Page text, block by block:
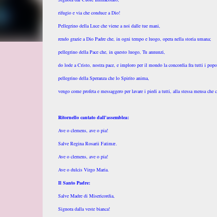
rifugio e via che conduce a Dio!
Pellegrino della Luce che viene a noi dalle tue mani,
rendo grazie a Dio Padre che, in ogni tempo e luogo, opera nella storia umana;
pellegrino della Pace che, in questo luogo, Tu annunzi,
do lode a Cristo, nostra pace, e imploro per il mondo la concordia fra tutti i
pellegrino della Speranza che lo Spirito anima,
vengo come profeta e messaggero per lavare i piedi a tutti, alla stessa mensa che
Ritornello cantato dall'assemblea:
Ave o clemens, ave o pia!
Salve Regina Rosarii Fatimæ.
Ave o clemens, ave o pia!
Ave o dulcis Virgo Maria.
Il Santo Padre:
Salve Madre di Misericordia,
Signora dalla veste bianca!